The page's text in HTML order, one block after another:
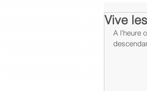
Vive
A l'heure